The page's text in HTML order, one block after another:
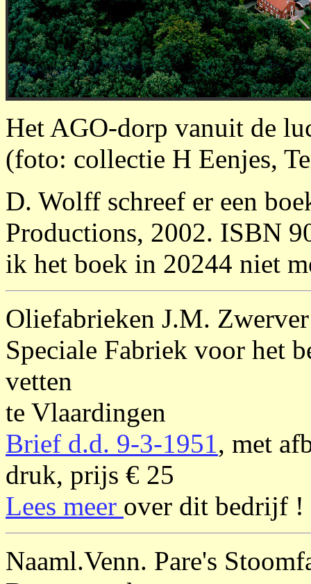
Het AGO-dorp vanuit de
(foto: collectie H Eenjes,
D. Wolff schreef er een
Productions, 2002. ISBN
ik het boek in 20244 niet
Oliefabrieken J.M. Zwerver
Speciale Fabriek voor het
vetten
te Vlaardingen
Brief d.d. 9-3-1951, met
druk, prijs € 25
Lees meer over dit bedrijf !
Naaml.Venn. Pare's